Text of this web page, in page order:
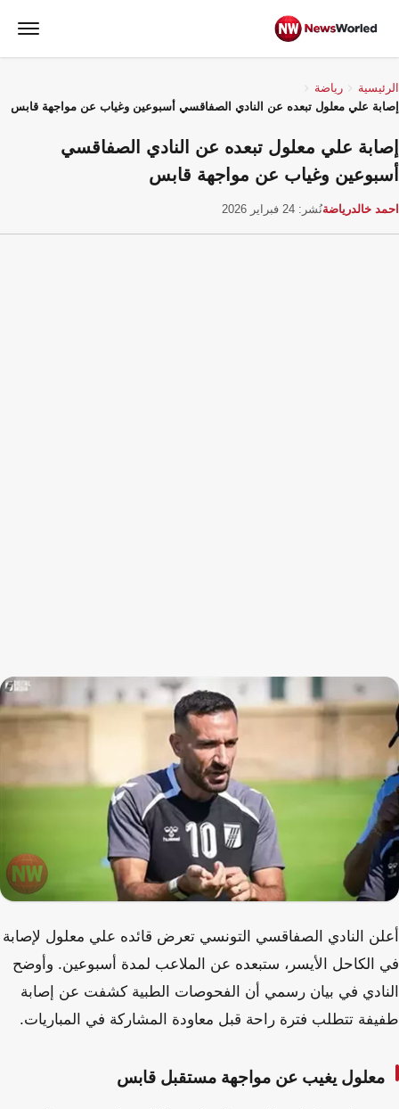
الرئيسية
رياضة
إصابة علي معلول تبعده عن النادي الصفاقسي أسبوعين وغياب عن مواجهة قابس
إصابة علي معلول تبعده عن النادي الصفاقسي
أسبوعين وغياب عن مواجهة قابس
احمد خالدرياضةنُشر: 24 فبراير 2026
أعلن النادي الصفاقسي التونسي تعرض قائده علي معلول لإصابة
في الكاحل الأيسر، ستبعده عن الملاعب لمدة أسبوعين. وأوضح
النادي في بيان رسمي أن الفحوصات الطبية كشفت عن إصابة
طفيفة تتطلب فترة راحة قبل معاودة المشاركة في المباريات.
معلول يغيب عن مواجهة مستقبل قابس